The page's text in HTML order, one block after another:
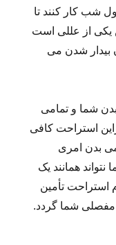
شب کار کنند تا
یکی از عللی است
شدن می
شما و تمامی
استراحت کافی
بدن امری
همانند یک
استراحت تأمین
مفصلی شما گردد.